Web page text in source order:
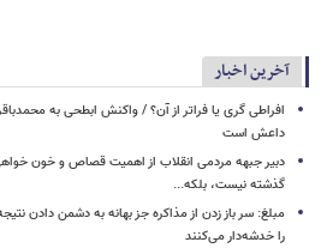
آخرین اخبار
افراطی گری یا فراتر از آن؟ / واکنش ابطحی به
داعش است
دبیر جبهه مردمی انقلاب از اهمیت قصاص و خون
گذشته نیست، بلکه...
مبلغ: سر باز زدن از مذاکره‌ جز بهانه به دشمن دادن
را خدشه‌دار می‌کنند